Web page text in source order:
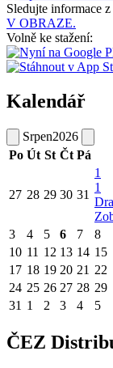
Sledujte informace
V OBRAZE.
Volně ke stažení:
Kalendář
Srpen2026
Po Út St Čt Pá
27 28 29 30 31
1
1
3 4 5 6 7 8
10 11 12 13 14 15
17 18 19 20 21 22
24 25 26 27 28 29
31 1 2 3 4 5
ČEZ